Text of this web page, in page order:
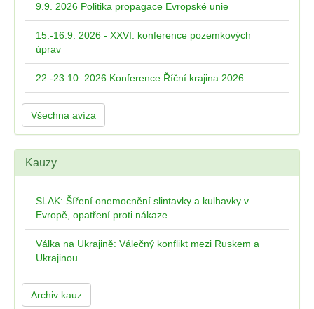
9.9. 2026 Politika propagace Evropské unie
15.-16.9. 2026 - XXVI. konference pozemkových
úprav
22.-23.10. 2026 Konference Říční krajina 2026
Všechna avíza
Kauzy
SLAK: Šíření onemocnění slintavky a kulhavky v
Evropě, opatření proti nákaze
Válka na Ukrajině: Válečný konflikt mezi Ruskem a
Ukrajinou
Archiv kauz